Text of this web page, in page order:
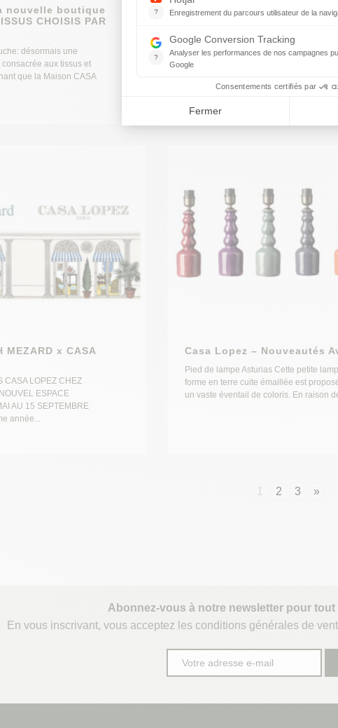
nouvelle boutique
CHOISIS PAR
désormais une
aux tissus et
que la Maison CASA
La ligne Urgo, une
Fou de faune et de chiens en particulier,
Sauvage lance sa première collection
canidés.C’est en observant sa petite
MEZARD x CASA
CASA LOPEZ CHEZ
ESPACE
AU 15 SEPTEMBRE
année...
Casa Lopez – Nouveautés
Pied de lampe Asturias Cette petite
forme en terre cuite émaillée est
un vaste éventail de coloris. En raison
1 2 3 »
Abonnez-vous à notre newsletter pour
En vous inscrivant, vous acceptez les conditions générales de